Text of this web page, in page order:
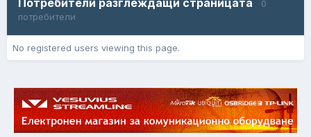
Потребители разглеждащи страницата
0
потребители
No registered users viewing this page.